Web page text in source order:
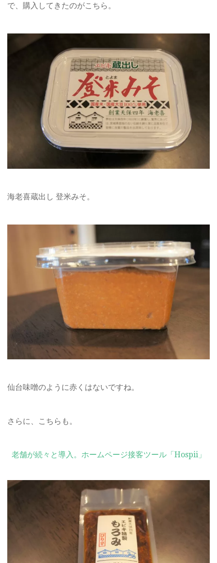
で、購入してきたのがこちら。
海老喜蔵出し 登米みそ。
仙台味噌のように赤くはないですね。
さらに、こちらも。
老舗が続々と導入。ホームページ接客ツール「Hospii」